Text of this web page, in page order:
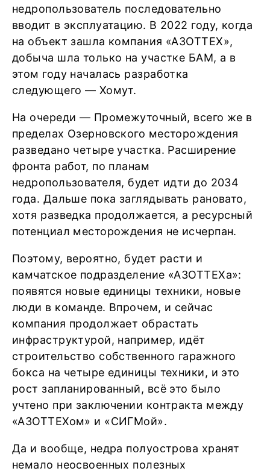
недропользователь последовательно
вводит в эксплуатацию. В 2022 году, когда
на объект зашла компания «АЗОТТЕХ»,
добыча шла только на участке БАМ, а в
этом году началась разработка
следующего ― Хомут.
На очереди ― Промежуточный, всего же в
пределах Озерновского месторождения
разведано четыре участка. Расширение
фронта работ, по планам
недропользователя, будет идти до 2034
года. Дальше пока заглядывать рановато,
хотя разведка продолжается, а ресурсный
потенциал месторождения не исчерпан.
Поэтому, вероятно, будет расти и
камчатское подразделение «АЗОТТЕХа»:
появятся новые единицы техники, новые
люди в команде. Впрочем, и сейчас
компания продолжает обрастать
инфраструктурой, например, идёт
строительство собственного гаражного
бокса на четыре единицы техники, и это
рост запланированный, всё это было
учтено при заключении контракта между
«АЗОТТЕХом» и «СИГМой».
Да и вообще, недра полуострова хранят
немало неосвоенных полезных